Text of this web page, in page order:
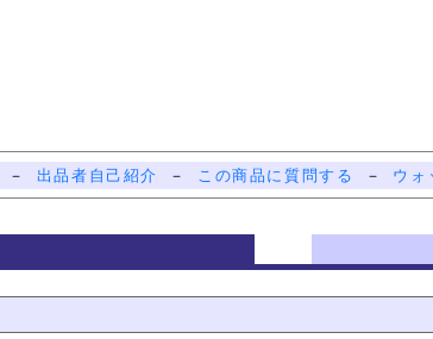
－ 出品者自己紹介 － この商品に質問する － ウォ